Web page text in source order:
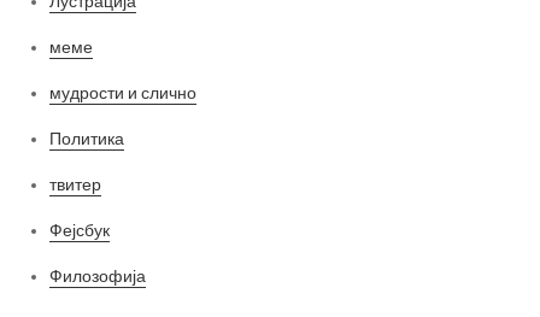
меме
мудрости и слично
Политика
твитер
Фејсбук
Филозофија